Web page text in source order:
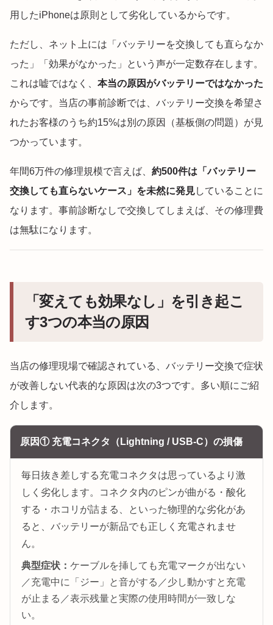
用したiPhoneは原則として劣化しているからです。
ただし、ネット上には「バッテリーを交換しても直らなか
った」「効果がなかった」という声が一定数存在します。
これは嘘ではなく、 本当の原因がバッテリーではなかった
からです。当店の事前診断では、バッテリー交換を希望さ
れたお客様のうち約15%は別の原因（基板側の問題）が見
つかっています。
年間6万件の修理規模で言えば、 約500件は「バッテリー
交換しても直らないケース」を未然に発見していることに
なります。事前診断なしで交換してしまえば、その修理費
は無駄になります。
「変えても効果なし」を引き起こ
す3つの本当の原因
当店の修理現場で確認されている、バッテリー交換で症状
が改善しない代表的な原因は次の3つです。多い順にご紹
介します。
原因① 充電コネクタ（Lightning / USB-C）の損傷
毎日抜き差しする充電コネクタは思っているより激
しく劣化します。コネクタ内のピンが曲がる・酸化
する・ホコリが詰まる、といった物理的な劣化があ
ると、バッテリーが新品でも正しく充電されませ
ん。
典型症状： ケーブルを挿しても充電マークが出ない
／充電中に「ジー」と音がする／少し動かすと充電
が止まる／表示残量と実際の使用時間が一致しな
い。